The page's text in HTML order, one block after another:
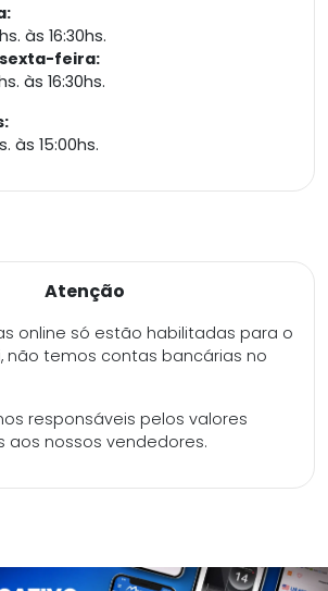
às 16:30hs.
feira:
às 16:30hs.
às 15:00hs.
Atenção
online só estão habilitadas para o
não temos contas bancárias no
responsáveis pelos valores
aos nossos vendedores.